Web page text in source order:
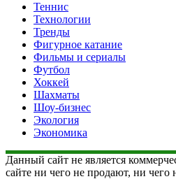
Теннис
Технологии
Тренды
Фигурное катание
Фильмы и сериалы
Футбол
Хоккей
Шахматы
Шоу-бизнес
Экология
Экономика
Данный сайт не является
сайте ни чего не продают, ни